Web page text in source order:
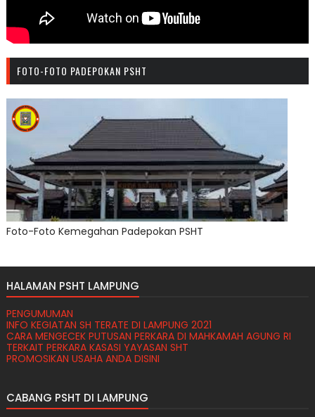
FOTO-FOTO PADEPOKAN PSHT
Foto-Foto Kemegahan Padepokan PSHT
HALAMAN PSHT LAMPUNG
PENGUMUMAN
INFO KEGIATAN SH TERATE DI LAMPUNG 2021
CARA MENGECEK PUTUSAN PERKARA DI MAHKAMAH AGUNG RI
TERKAIT PERKARA KASASI YAYASAN SHT
PROMOSIKAN USAHA ANDA DISINI
CABANG PSHT DI LAMPUNG